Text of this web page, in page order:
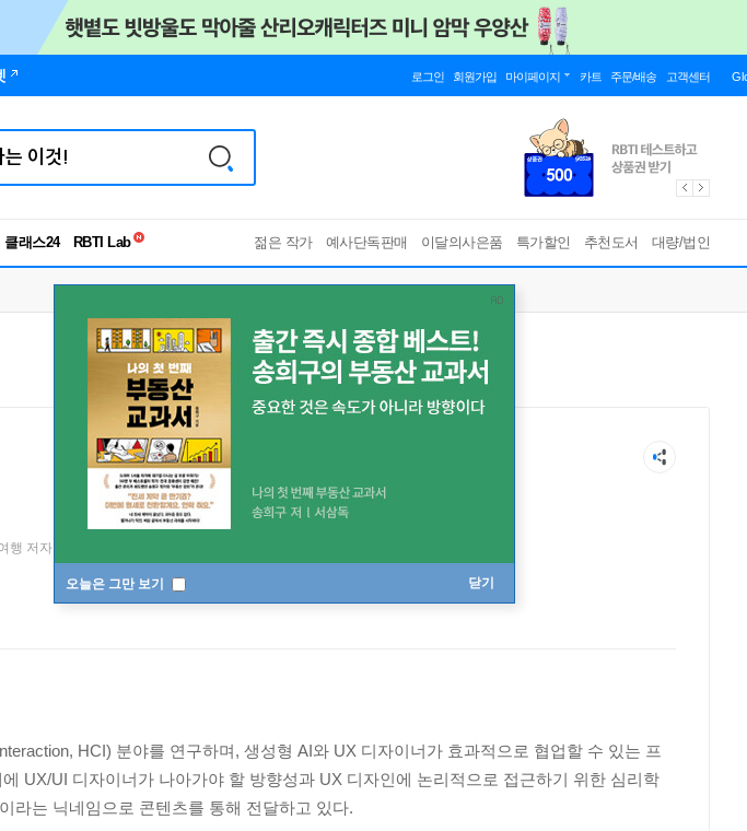
로그인 회원가입 마이페이지 카트 주문/배송 고객센터
클래스24
RBTI Lab
독서유형검사
젊은 작가 예사단독판매 이달의사은품 특가할인 추천도서 대량/법인
오늘은 그만 보기 닫기
행 저자
HCI) 분야를 연구하며, 생성형 AI와 UX 디자이너가 효과적으로 협업할 수 있는 프
UX/UI 디자이너가 나아가야 할 방향성과 UX 디자인에 논리적으로 접근하기 위한 심리학
라는 닉네임으로 콘텐츠를 통해 전달하고 있다.